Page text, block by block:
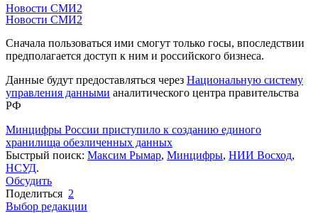
Новости СМИ2
Новости СМИ2
Сначала пользоваться ими смогут только госы, впоследствии
предполагается доступ к ним и российского бизнеса.
Данные будут предоставляться через Национальную систему
управления данными аналитического центра правительства
РФ
Минцифры России приступило к созданию единого
хранилища обезличенных данных
Быстрый поиск: Максим Рымар, Минцифры, НИИ Восход,
НСУД.
Обсудить
Поделиться 2
Выбор редакции